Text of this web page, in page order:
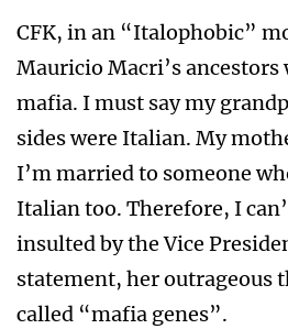
CFK, in an “Italophobic”
Mauricio Macri’s
mafia. I must say my
sides were Italian. My
I’m married to someone
Italian too. Therefore, I
insulted by the Vice
statement, her outrageous
called “mafia genes”.